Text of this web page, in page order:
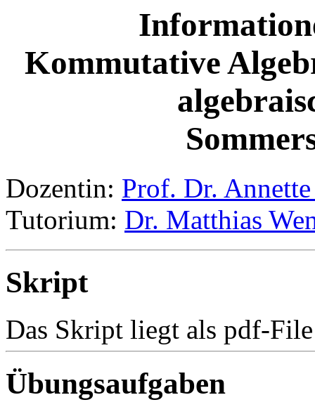
Kommutative
Dozentin: Prof. Dr.
Tutorium: Dr. Matthias
Skript
Das Skript liegt als pdf-
Übungsaufgaben